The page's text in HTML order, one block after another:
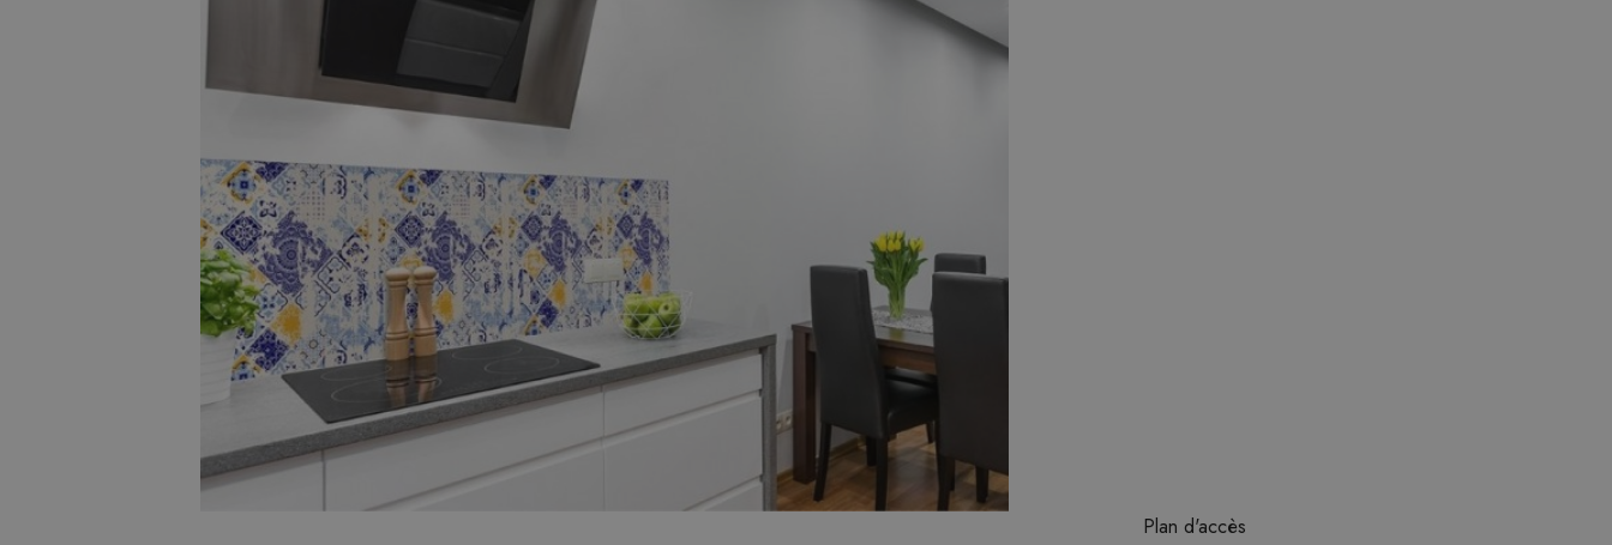
Plan d'accès